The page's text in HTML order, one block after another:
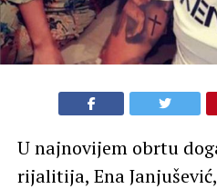
U najnovijem obrtu
rijalitija, Ena